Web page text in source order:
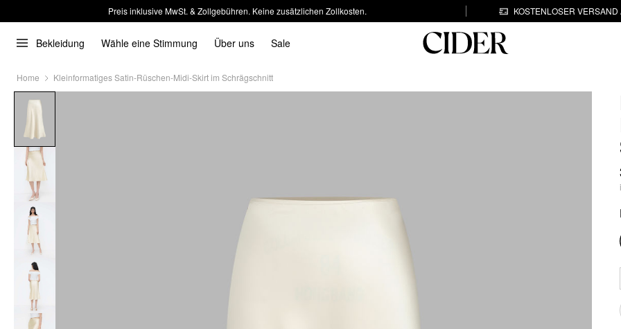
Preis inklusive MwSt. & Zollgebühren. Keine zusätzlichen Zollkosten. KOSTENLOSER
Bekleidung Wähle eine Stimmung Über uns Sale
Home Kleinformatiges Satin-Rüschen-Midi-Skirt im Schrägschnitt